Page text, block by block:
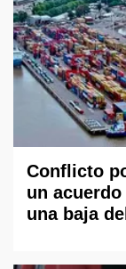
Conflicto
un
una baja